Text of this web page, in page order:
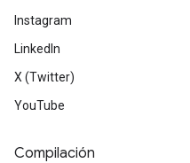
Instagram
LinkedIn
X (Twitter)
YouTube
Compilación